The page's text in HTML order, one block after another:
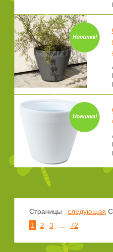
Страницы следующая
1
2 3 72